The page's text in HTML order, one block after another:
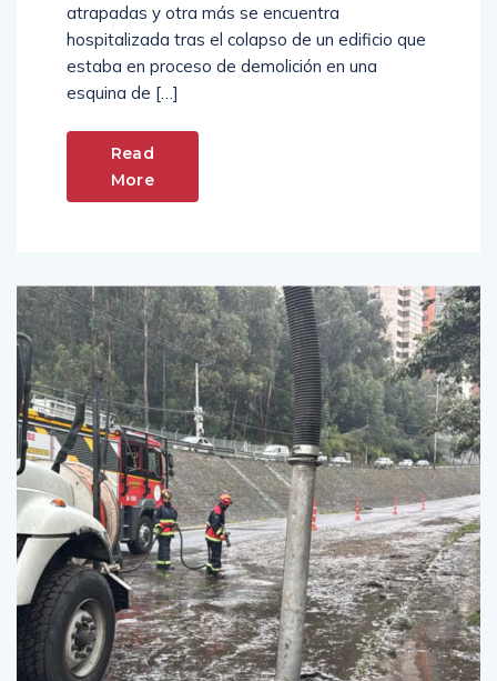
atrapadas y otra más se encuentra
hospitalizada tras el colapso de un edificio que
estaba en proceso de demolición en una
esquina de […]
Read
More